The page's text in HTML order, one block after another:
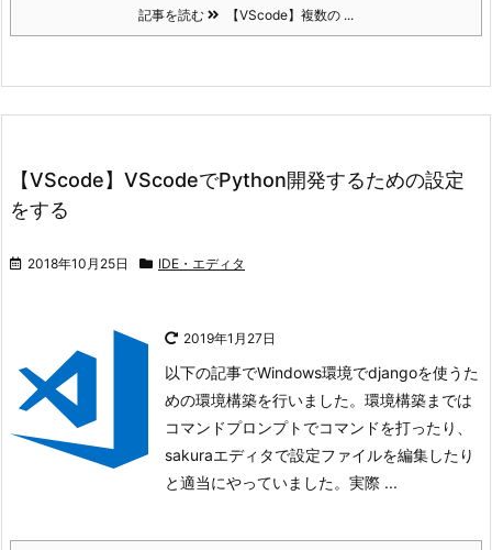
記事を読む 【VScode】複数の ...
【VScode】VScodeでPython開発するための設定
をする
2018年10月25日 IDE・エディタ
2019年1月27日
以下の記事でWindows環境でdjangoを使うた
めの環境構築を行いました。 環境構築までは
コマンドプロンプトでコマンドを打ったり、
sakuraエディタで設定ファイルを編集したり
と適当にやっていました。 実際 ...